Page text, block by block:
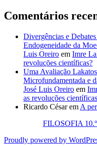
Comentários
Divergências e
Endogeneidade da
Luis Oreiro em Imre
revoluções científicas?
Uma Avaliação
Microfundamentada e
José Luis Oreiro em
as revoluções
Ricardo Césarem A
FILOSOFIA
Proudly powered by